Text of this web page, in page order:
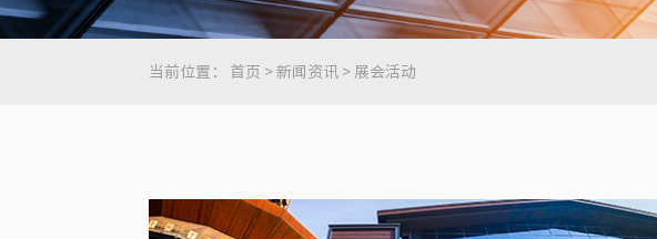
当前位置： 首页 >新闻资讯 > 展会活动